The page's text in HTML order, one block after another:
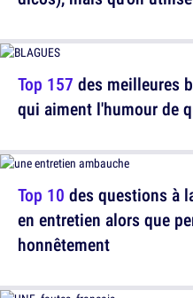
Top 10 des questions à
en entretien alors que
honnêtement
Top 157 des meilleures
qui aiment l'humour de